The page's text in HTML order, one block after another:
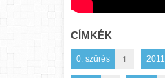
CÍMKÉK
0. szűrés 1 2011